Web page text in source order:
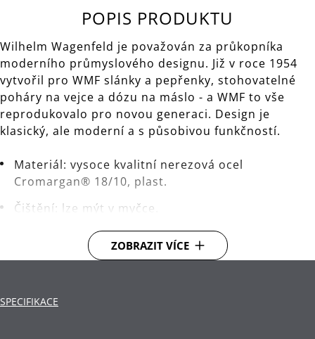
POPIS PRODUKTU
Wilhelm Wagenfeld je považován za průkopníka
moderního průmyslového designu. Již v roce 1954
vytvořil pro WMF slánky a pepřenky, stohovatelné
poháry na vejce a dózu na máslo - a WMF to vše
reprodukovalo pro novou generaci. Design je
klasický, ale moderní a s působivou funkčností.
Materiál: vysoce kvalitní nerezová ocel
Cromargan® 18/10, plast.
Čištění: lze mýt v myčce.
ZOBRAZIT VÍCE
SPECIFIKACE